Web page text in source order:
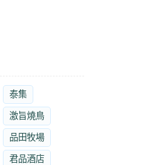
泰集
激旨燒鳥
品田牧場
君品酒店